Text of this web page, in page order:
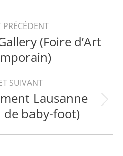
LinkedInWhatsApp
PRÉCÉDENT
Onglet
précédent
(Foire d’Art
SUIVANT
Projets
similaires
Lausanne
de baby-foot)